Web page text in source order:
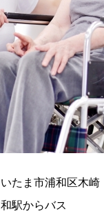
たま市浦和区木崎
和駅からバス